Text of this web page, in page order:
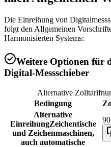
Die Einreihung von
folgt den Allgemeinen
Harmonisierten Systems:
Weitere Optionen für
Digital-Messschieber
Alternative
Bedingung
Alternative
EinreihungZeichentische
und Zeichenmaschinen,
auch automatische